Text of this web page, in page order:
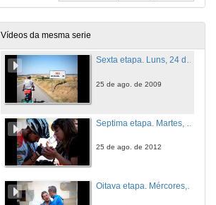
Vídeos da mesma serie
23 de ago. de 2009
Sexta etapa. Luns, 24 de agosto. Burgos - Carrión de los Condes
25 de ago. de 2009
25 de ago. de 2012
Oitava etapa. Mércores, 26 de agosto. Mansilla de Las Mulas - Astorga